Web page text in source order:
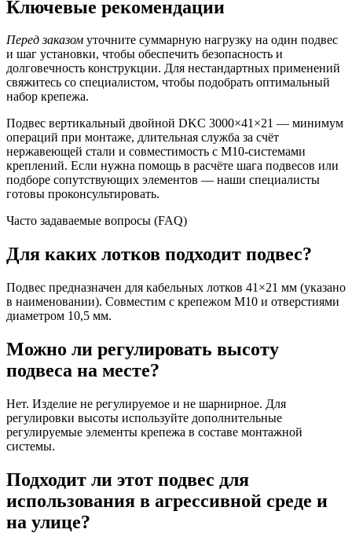
Ключевые рекомендации
Перед заказом уточните суммарную нагрузку на один подвес
и шаг установки, чтобы обеспечить безопасность и
долговечность конструкции. Для нестандартных применений
свяжитесь со специалистом, чтобы подобрать оптимальный
набор крепежа.
Подвес вертикальный двойной DKC 3000×41×21 — минимум
операций при монтаже, длительная служба за счёт
нержавеющей стали и совместимость с M10-системами
креплений. Если нужна помощь в расчёте шага подвесов или
подборе сопутствующих элементов — наши специалисты
готовы проконсультировать.
Часто задаваемые вопросы (FAQ)
Для каких лотков подходит подвес?
Подвес предназначен для кабельных лотков 41×21 мм (указано
в наименовании). Совместим с крепежом M10 и отверстиями
диаметром 10,5 мм.
Можно ли регулировать высоту
подвеса на месте?
Нет. Изделие не регулируемое и не шарнирное. Для
регулировки высоты используйте дополнительные
регулируемые элементы крепежа в составе монтажной
системы.
Подходит ли этот подвес для
использования в агрессивной среде и
на улице?